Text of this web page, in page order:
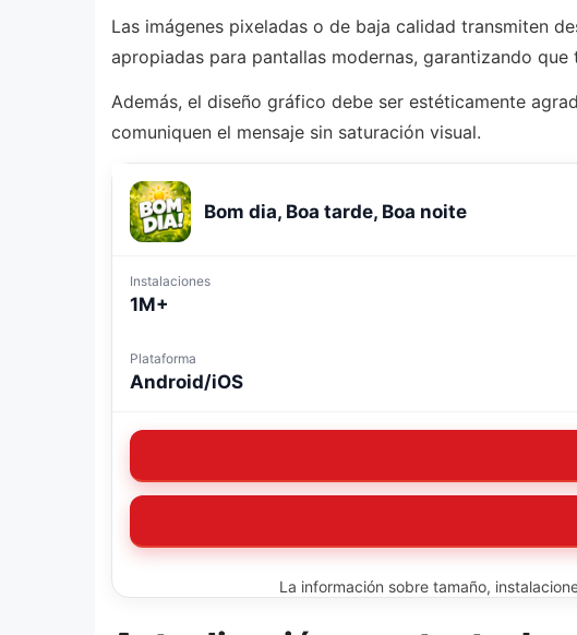
Las imágenes pixeladas o de baja calidad transmiten
apropiadas para pantallas modernas, garantizando
Además, el diseño gráfico debe ser estéticamente
comuniquen el mensaje sin saturación visual.
Bom dia, Boa tarde, Boa noite
Instalaciones
1M+
Plataforma
Android/iOS
La información sobre tamaño,